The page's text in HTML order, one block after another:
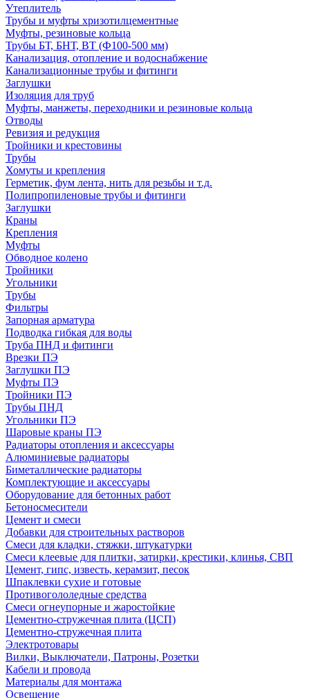
Утеплитель
Трубы и муфты хризотилцементные
Муфты, резиновые кольца
Трубы БТ, БНТ, ВТ (Ф100-500 мм)
Канализация, отопление и водоснабжение
Канализационные трубы и фитинги
Заглушки
Изоляция для труб
Муфты, манжеты, переходники и резиновые кольца
Отводы
Ревизия и редукция
Тройники и крестовины
Трубы
Хомуты и крепления
Герметик, фум лента, нить для резьбы и т.д.
Полипропиленовые трубы и фитинги
Заглушки
Краны
Крепления
Муфты
Обводное колено
Тройники
Угольники
Трубы
Фильтры
Запорная арматура
Подводка гибкая для воды
Труба ПНД и фитинги
Врезки ПЭ
Заглушки ПЭ
Муфты ПЭ
Тройники ПЭ
Трубы ПНД
Угольники ПЭ
Шаровые краны ПЭ
Радиаторы отопления и аксессуары
Алюминиевые радиаторы
Биметаллические радиаторы
Комплектующие и аксессуары
Оборудование для бетонных работ
Бетоносмесители
Цемент и смеси
Добавки для строительных растворов
Смеси для кладки, стяжки, штукатурки
Смеси клеевые для плитки, затирки, крестики, клинья, СВП
Цемент, гипс, известь, керамзит, песок
Шпаклевки сухие и готовые
Противогололедные средства
Смеси огнеупорные и жаростойкие
Цементно-стружечная плита (ЦСП)
Цементно-стружечная плита
Электротовары
Вилки, Выключатели, Патроны, Розетки
Кабели и провода
Материалы для монтажа
Освещение